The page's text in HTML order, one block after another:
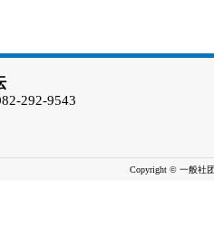
292-9543
Copyright © 一般社